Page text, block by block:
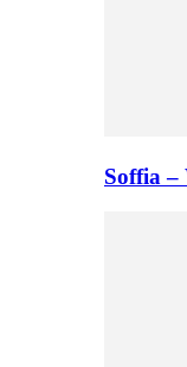
Soffia –